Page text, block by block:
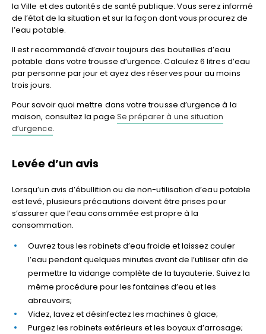
la Ville et des autorités de santé publique. Vous serez informé
de l’état de la situation et sur la façon dont vous procurez de
l’eau potable.
Il est recommandé d’avoir toujours des bouteilles d’eau
potable dans votre trousse d’urgence. Calculez 6 litres d’eau
par personne par jour et ayez des réserves pour au moins
trois jours.
Pour savoir quoi mettre dans votre trousse d’urgence à la
maison, consultez la page Se préparer à une situation
d’urgence.
Levée d’un avis
Lorsqu’un avis d’ébullition ou de non-utilisation d’eau potable
est levé, plusieurs précautions doivent être prises pour
s’assurer que l’eau consommée est propre à la
consommation.
Ouvrez tous les robinets d’eau froide et laissez couler
l’eau pendant quelques minutes avant de l’utiliser afin de
permettre la vidange complète de la tuyauterie. Suivez la
même procédure pour les fontaines d’eau et les
abreuvoirs;
Videz, lavez et désinfectez les machines à glace;
Purgez les robinets extérieurs et les boyaux d’arrosage;